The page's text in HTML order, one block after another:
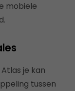
mobiele
je kan
tussen